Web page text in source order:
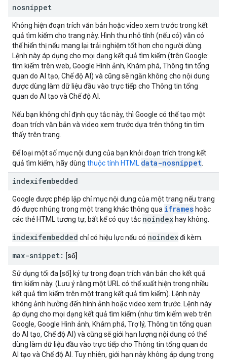
nosnippet
Không hiện đoạn trích văn bản hoặc video xem trước trong kết
quả tìm kiếm cho trang này. Hình thu nhỏ tĩnh (nếu có) vẫn có
thể hiển thị nếu mang lại trải nghiệm tốt hơn cho người dùng.
Lệnh này áp dụng cho mọi dạng kết quả tìm kiếm (trên Google:
tìm kiếm trên web, Google Hình ảnh, Khám phá, Thông tin tổng
quan do AI tạo, Chế độ AI) và cũng sẽ ngăn không cho nội dung
được dùng làm dữ liệu đầu vào trực tiếp cho Thông tin tổng
quan do AI tạo và Chế độ AI.
Nếu bạn không chỉ định quy tắc này, thì Google có thể tạo một
đoạn trích văn bản và video xem trước dựa trên thông tin tìm
thấy trên trang.
Để loại một số mục nội dung của bạn khỏi đoạn trích trong kết
quả tìm kiếm, hãy dùng thuộc tính HTML data-nosnippet
indexifembedded
Google được phép lập chỉ mục nội dung của một trang nếu trang
đó được nhúng trong một trang khác thông qua iframes hoặc
các thẻ HTML tương tự, bất kể có quy tắc noindex hay không.
indexifembedded chỉ có hiệu lực nếu có noindexđi kèm.
max-snippet: [số]
Sử dụng tối đa [số] ký tự trong đoạn trích văn bản cho kết quả
tìm kiếm này. (Lưu ý rằng một URL có thể xuất hiện trong nhiều
kết quả tìm kiếm trên một trang kết quả tìm kiếm). Lệnh này
không ảnh hưởng đến hình ảnh hoặc video xem trước. Lệnh này
áp dụng cho mọi dạng kết quả tìm kiếm (như tìm kiếm web trên
Google, Google Hình ảnh, Khám phá, Trợ lý, Thông tin tổng quan
do AI tạo, Chế độ AI) và cũng sẽ giới hạn lượng nội dung có thể
dùng làm dữ liệu đầu vào trực tiếp cho Thông tin tổng quan do
AI tạo và Chế độ AI. Tuy nhiên, giới hạn này không áp dụng trong